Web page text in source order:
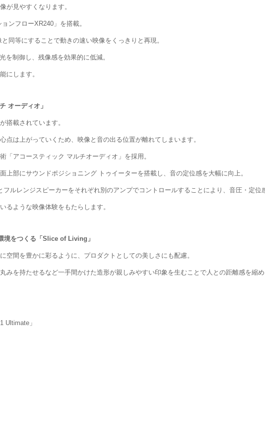
が見やすくなります。
ンフローXR240」を搭載。
同等にすることで動きの速い映像をくっきりと再現。
を制御し、残像感を効果的に低減。
にします。
オーディオ」
搭載されています。
点は上がっていくため、映像と音の出る位置が離れてしまいます。
「アコースティック マルチオーディオ」を採用。
上部にサウンドポジショニング トゥイーターを搭載し、音の定位感を大幅に向上。
ルレンジスピーカーをそれぞれ別のアンプでコントロールすることにより、音圧・定位
るような映像体験をもたらします。
境をつくる「Slice of Living」
空間を豊かに彩るように、プロダクトとしての美しさにも配慮。
みを持たせるなど一手間かけた造形が親しみやすい印象を生むことで人との距離感を縮
Ultimate」